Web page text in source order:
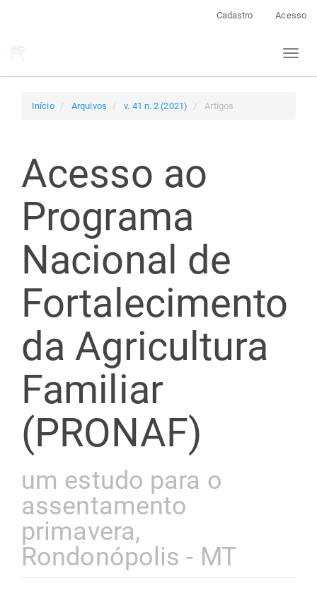
Cadastro Acesso
Toggle
Início Arquivos v. 41 n. 2 (2021) Artigos
Acesso ao
Programa
Nacional de
Fortalecimento
da Agricultura
Familiar
(PRONAF)
um estudo para o
assentamento
primavera,
Rondonópolis - MT